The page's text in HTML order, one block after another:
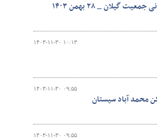
۱۴۰۳-۱۱-۳۰ ۱۰:۱۳
۱۴۰۳-۱۱-۳۰ ۰۹:۵۵
۱۴۰۳-۱۱-۳۰ ۰۹:۵۵